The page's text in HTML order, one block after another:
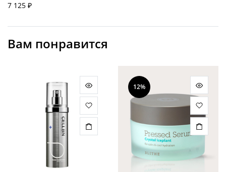
7 125 ₽
Вам понравится
12%